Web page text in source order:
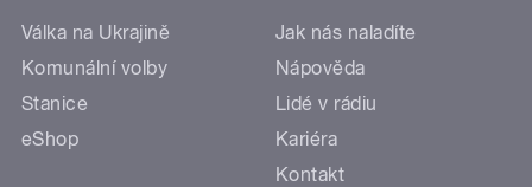
Válka na Ukrajině
Komunální volby
Stanice
eShop
Jak nás naladíte
Nápověda
Lidé v rádiu
Kariéra
Kontakt